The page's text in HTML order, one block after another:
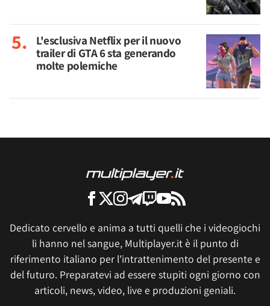
L'esclusiva Netflix per il nuovo
trailer di GTA 6 sta generando
molte polemiche
Dedicato cervello e anima a tutti quelli che i videogiochi
li hanno nel sangue, Multiplayer.it è il punto di
riferimento italiano per l'intrattenimento del presente e
del futuro. Preparatevi ad essere stupiti ogni giorno con
articoli, news, video, live e produzioni geniali.